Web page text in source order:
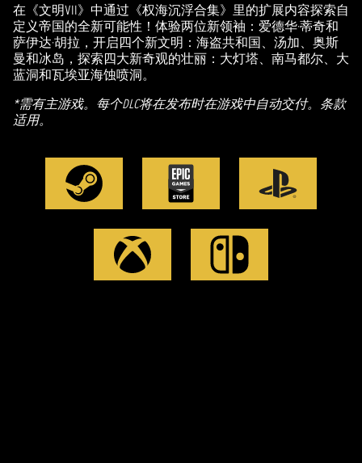
在《文明VII》中通过《权海沉浮合集》里的扩展内容探索自
定义帝国的全新可能性！体验两位新领袖：爱德华·蒂奇和
萨伊达·胡拉，开启四个新文明：海盗共和国、汤加、奥斯
曼和冰岛，探索四大新奇观的壮丽：大灯塔、南马都尔、大
蓝洞和瓦埃亚海蚀喷洞。
*需有主游戏。每个DLC将在发布时在游戏中自动交付。条款
适用。